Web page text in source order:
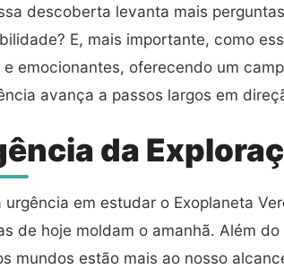
descoberta levanta mais
E, mais importante, como
e emocionantes, oferecendo um
avança a passos largos em
da
urgência em estudar o Exoplaneta
de hoje moldam o amanhã. Além
mundos estão mais ao nosso